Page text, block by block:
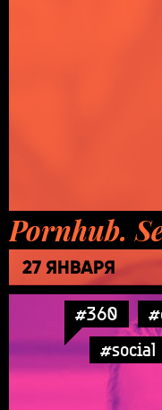
Pornhub.
27 ЯНВАРЯ
#360
#social